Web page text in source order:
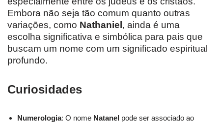
Embora não seja tão comum quanto outras
variações, como Nathaniel , ainda é uma
escolha significativa e simbólica para pais que
buscam um nome com um significado espiritual
profundo.
Curiosidades
Numerologia: O nome Natanel pode ser associado ao